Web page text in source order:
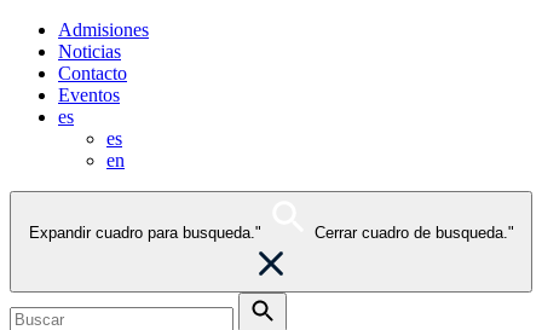
Admisiones
Noticias
Contacto
Eventos
es
es
en
Expandir cuadro para busqueda." Cerrar cuadro de busqueda."